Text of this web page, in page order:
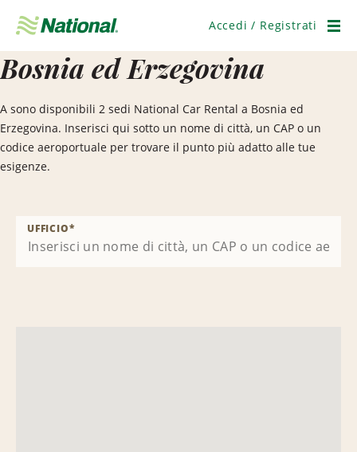
navigazione
Accedi / Registrati
Bosnia ed Erzegovina
A sono disponibili 2 sedi National Car Rental a Bosnia ed
Erzegovina. Inserisci qui sotto un nome di città, un CAP o un
codice aeroportuale per trovare il punto più adatto alle tue
esigenze.
UFFICIO*